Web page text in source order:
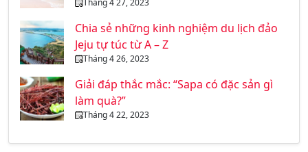
Tháng 4 27, 2023
Chia sẻ những kinh nghiệm du lịch đảo
Jeju tự túc từ A – Z
Tháng 4 26, 2023
Giải đáp thắc mắc: “Sapa có đặc sản gì
làm quà?”
Tháng 4 22, 2023